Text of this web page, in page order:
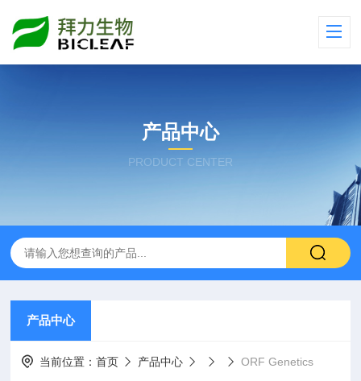
产品中心
PRODUCT CENTER
产品中心
当前位置：首页 产品中心 ORF Genetics